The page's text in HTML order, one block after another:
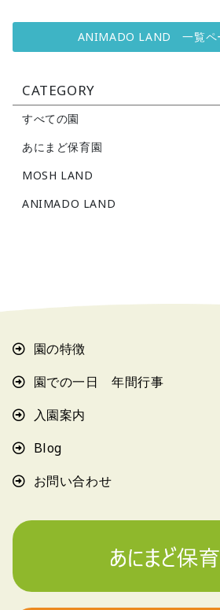
ANIMADO LAND 一覧ペ
CATEGORY
すべての園
あにまど保育園
MOSH LAND
ANIMADO LAND
園の特徴
園での一日 年間行事
入園案内
Blog
お問い合わせ